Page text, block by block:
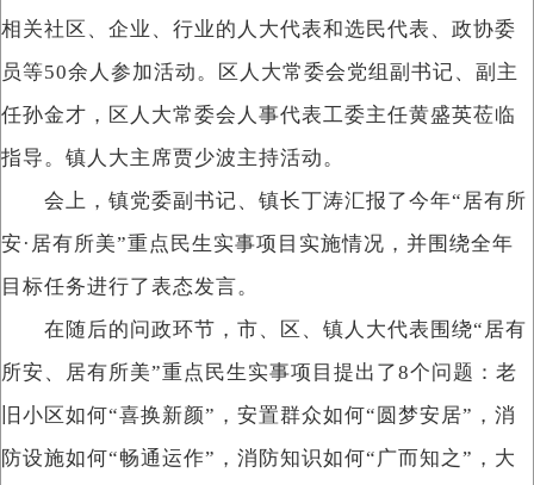
相关社区、企业、行业的人大代表和选民代表、政协委
员等50余人参加活动。区人大常委会党组副书记、副主
任孙金才，区人大常委会人事代表工委主任黄盛英莅临
指导。镇人大主席贾少波主持活动。
会上，镇党委副书记、镇长丁涛汇报了今年“居有所
安·居有所美”重点民生实事项目实施情况，并围绕全年
目标任务进行了表态发言。
在随后的问政环节，市、区、镇人大代表围绕“居有
所安、居有所美”重点民生实事项目提出了8个问题：老
旧小区如何“喜换新颜”，安置群众如何“圆梦安居”，消
防设施如何“畅通运作”，消防知识如何“广而知之”，大